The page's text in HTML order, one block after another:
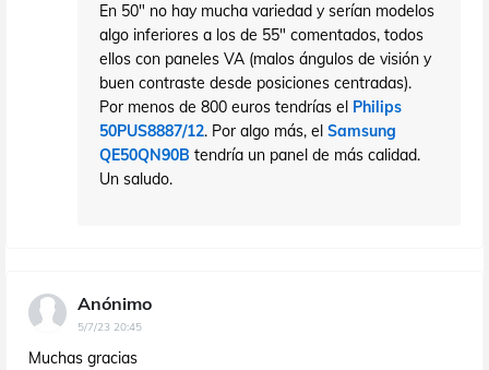
En 50" no hay mucha variedad y serían modelos
algo inferiores a los de 55" comentados, todos
ellos con paneles VA (malos ángulos de visión y
buen contraste desde posiciones centradas).
Por menos de 800 euros tendrías el Philips
50PUS8887/12. Por algo más, el Samsung
QE50QN90B tendría un panel de más calidad.
Un saludo.
Anónimo
5/7/23 20:45
Muchas gracias